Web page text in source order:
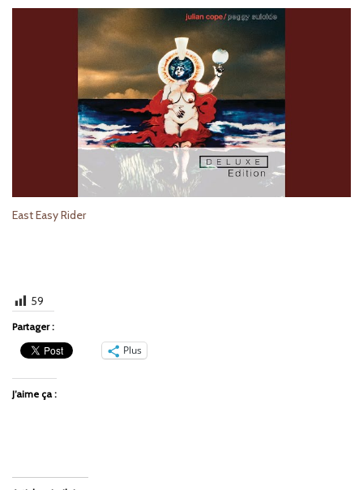
East Easy Rider
59
Partager :
Plus
J’aime ça :